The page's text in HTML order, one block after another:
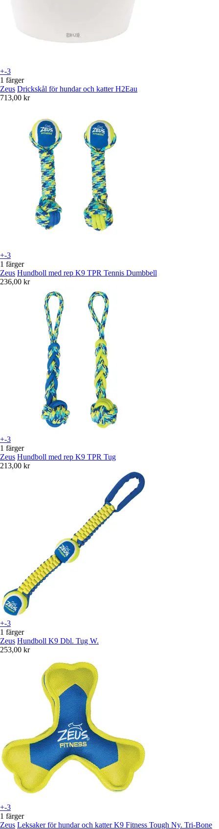
+-3
1 färger
Zeus Drickskål för hundar och katter H2Eau
713,00 kr
+-3
1 färger
Zeus Hundboll med rep K9 TPR Tennis Dumbbell
236,00 kr
+-3
1 färger
Zeus Hundboll med rep K9 TPR Tug
213,00 kr
+-3
1 färger
Zeus Hundboll K9 Dbl. Tug W.
253,00 kr
+-3
1 färger
Zeus Leksaker för hundar och katter K9 Fitness Tough Ny. Tri-Bone